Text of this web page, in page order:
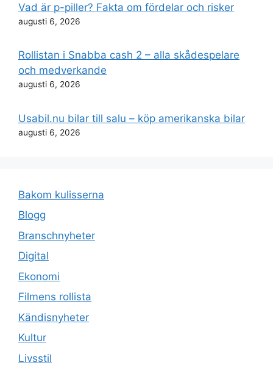
Vad är p-piller? Fakta om fördelar och risker
augusti 6, 2026
Rollistan i Snabba cash 2 – alla skådespelare
och medverkande
augusti 6, 2026
Usabil.nu bilar till salu – köp amerikanska bilar
augusti 6, 2026
Bakom kulisserna
Blogg
Branschnyheter
Digital
Ekonomi
Filmens rollista
Kändisnyheter
Kultur
Livsstil